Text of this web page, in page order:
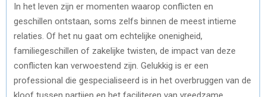
In het leven zijn er momenten waarop conflicten en
geschillen ontstaan, soms zelfs binnen de meest intieme
relaties. Of het nu gaat om echtelijke onenigheid,
familiegeschillen of zakelijke twisten, de impact van deze
conflicten kan verwoestend zijn. Gelukkig is er een
professional die gespecialiseerd is in het overbruggen van de